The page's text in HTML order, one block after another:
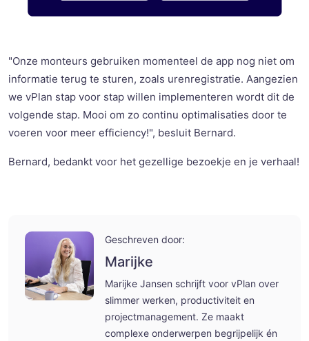
"Onze monteurs gebruiken momenteel de app nog niet om
informatie terug te sturen, zoals urenregistratie. Aangezien
we vPlan stap voor stap willen implementeren wordt dit de
volgende stap. Mooi om zo continu optimalisaties door te
voeren voor meer efficiency!", besluit Bernard.
Bernard, bedankt voor het gezellige bezoekje en je verhaal!
Geschreven door:
Marijke
Marijke Jansen schrijft voor vPlan over
slimmer werken, productiviteit en
projectmanagement. Ze maakt
complexe onderwerpen begrijpelijk én